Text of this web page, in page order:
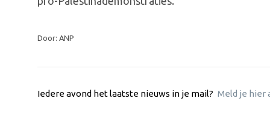
Door: ANP
Iedere avond het laatste nieuws in je mail? Meld je hier